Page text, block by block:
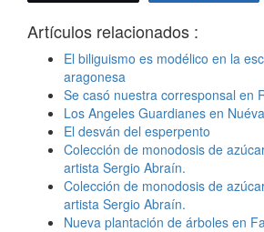
Artículos relacionados :
El biliguismo es modélico en la
aragonesa
Se casó nuestra corresponsal en
Los Angeles Guardianes en
El desván del esperpento
Colección de monodosis de
artista Sergio Abraín.
Colección de monodosis de
artista Sergio Abraín.
Nueva plantación de árboles en